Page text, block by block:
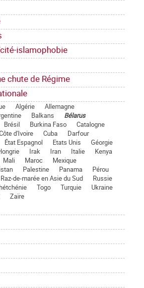
islamophobie
chute de Régime
Algérie
Allemagne
Balkans
Bélarus
Brésil Burkina Faso
Catalogne
d'Ivoire Cuba
Darfour
État Espagnol Etats Unis
Géorgie
Irak Iran Italie
Kenya
Mali Maroc
Mexique
Palestine Panama
Pérou
Raz-de-marée en Asie du Sud
Russie
Togo Turquie
Ukraine
Zaïre